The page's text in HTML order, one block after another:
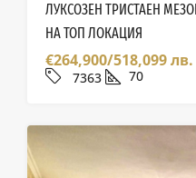
ЛУКСОЗЕН ТРИСТАЕН
НА ТОП ЛОКАЦИЯ
€264,900/518,099 лв.
7363 70